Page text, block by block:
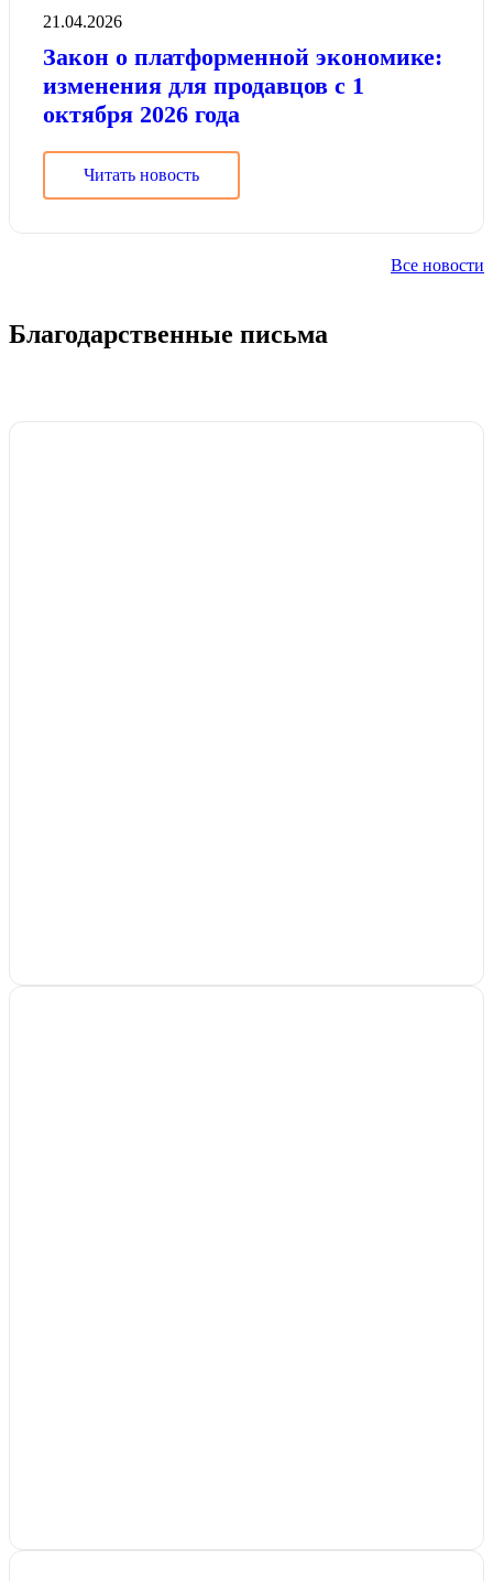
21.04.2026
Закон о платформенной экономике:
изменения для продавцов с 1
октября 2026 года
Читать новость
Все новости
Благодарственные письма